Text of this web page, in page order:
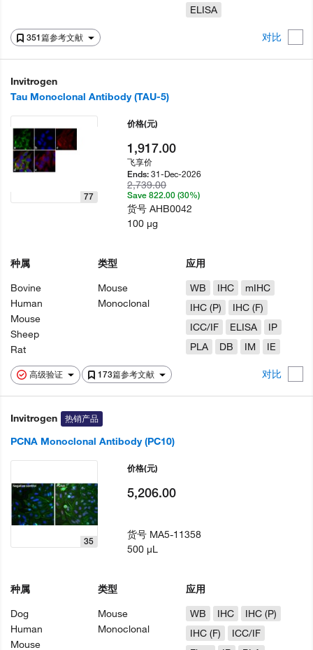
351篇参考文献 对比
ELISA
Invitrogen
Tau Monoclonal Antibody (TAU-5)
高级验证 173篇参考文献 对比
77
种属
Bovine
Human
Mouse
Sheep
Rat
类型
Mouse
Monoclonal
应用
WB
IHC
mIHC
IHC (P)
IHC (F)
ICC/IF
ELISA
IP
PLA
DB IM IE
价格(元)
1,917.00
飞享价
Ends:31-Dec-2026
2,739.00
Save 822.00 (30%)
货号AHB0042
100 µg
Invitrogen 热销产品
PCNA Monoclonal Antibody (PC10)
35
种属
Dog
Human
Mouse
类型
Mouse
Monoclonal
应用
WB
IHC
IHC (P)
IHC (F)
ICC/IF
价格(元)
5,206.00
货号 MA5-11358
500 µL